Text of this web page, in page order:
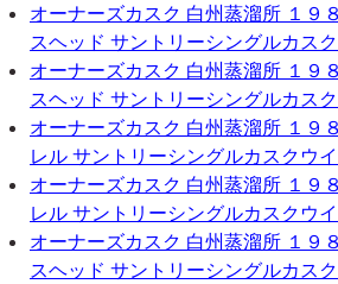
オーナーズカスク 白州蒸溜所 １９
スヘッド サントリーシングルカス
オーナーズカスク 白州蒸溜所 １９
スヘッド サントリーシングルカス
オーナーズカスク 白州蒸溜所 １９
レル サントリーシングルカスクウ
オーナーズカスク 白州蒸溜所 １９
レル サントリーシングルカスクウ
オーナーズカスク 白州蒸溜所 １９
スヘッド サントリーシングルカス